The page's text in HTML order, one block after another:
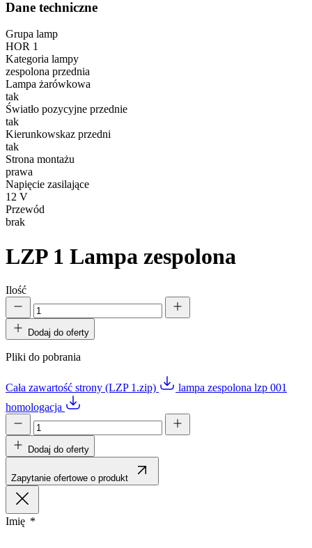
Dane techniczne
Grupa lamp
HOR 1
Kategoria lampy
zespolona przednia
Lampa żarówkowa
tak
Światło pozycyjne przednie
tak
Kierunkowskaz przedni
tak
Strona montażu
prawa
Napięcie zasilające
12 V
Przewód
brak
LZP 1 Lampa zespolona
Ilość
Dodaj do oferty
Pliki do pobrania
Cała zawartość strony (LZP 1.zip)
lampa zespolona lzp 001
homologacja
Dodaj do oferty
Zapytanie ofertowe o produkt
Imię